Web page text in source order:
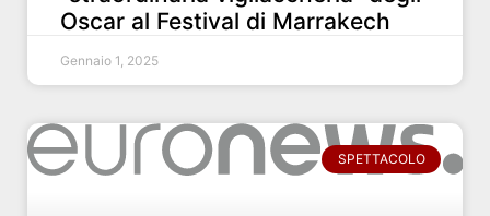
Oscar al Festival di Marrakech
Gennaio 1, 2025
SPETTACOLO